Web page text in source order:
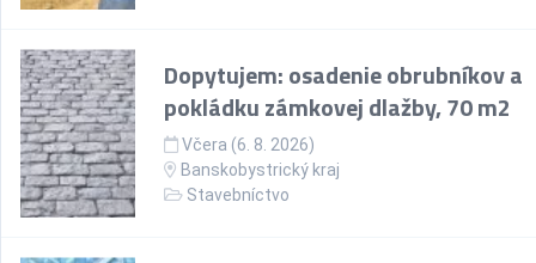
Dopytujem: osadenie obrubníkov a
pokládku zámkovej dlažby, 70 m2
Včera (6. 8. 2026)
Banskobystrický kraj
Stavebníctvo